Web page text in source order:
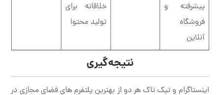
پیشرفته و
فروشگاه
آنلاین
خلاقانه برای
تولید محتوا
نتیجه‌گیری
اینستاگرام و تیک تاک هر دو از بهترین پلتفرم های فضای مجازی در